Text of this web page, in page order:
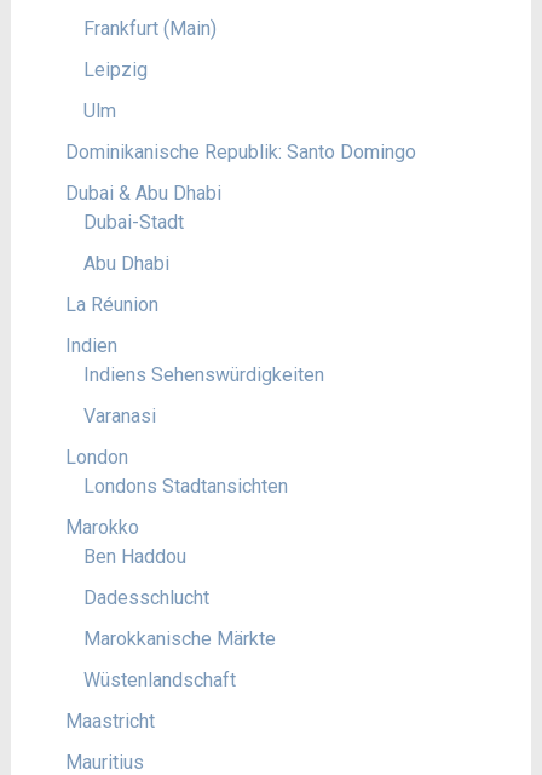
Frankfurt (Main)
Leipzig
Ulm
Dominikanische Republik: Santo Domingo
Dubai & Abu Dhabi
Dubai-Stadt
Abu Dhabi
La Réunion
Indien
Indiens Sehenswürdigkeiten
Varanasi
London
Londons Stadtansichten
Marokko
Ben Haddou
Dadesschlucht
Marokkanische Märkte
Wüstenlandschaft
Maastricht
Mauritius